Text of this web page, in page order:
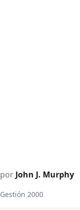
por John J. Murphy
Gestión 2000